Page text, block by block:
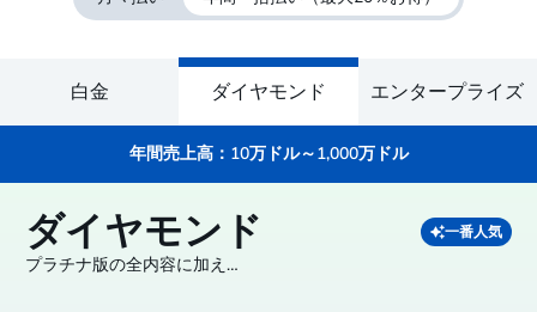
白金 ダイヤモンド エンタープライズ
年間売上高：10万ドル～1,000万ドル
ダイヤモンド 一番人気
プラチナ版の全内容に加え…